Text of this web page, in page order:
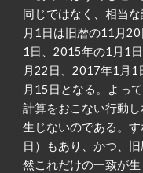
同じではなく、相当
月1日は旧暦の11月
1日、2015年の1月1
月22日、2017年1月
月15日となる。よっ
計算をおこない行動
生じないのである。
日）もあり、かつ、
然これだけの一致が生